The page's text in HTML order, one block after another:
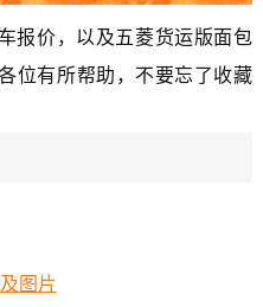
报价，以及五菱货运版面包
位有所帮助，不要忘了收藏
图片